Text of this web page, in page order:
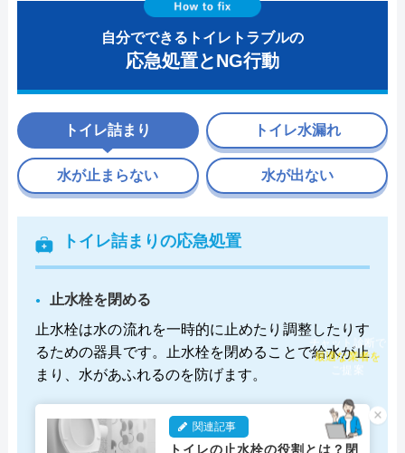
自分でできるトイレトラブルの
応急処置とNG行動
トイレ詰まり
トイレ詰まりの応急処置
止水栓を閉める
止水栓は水の流れを一時的に止めたり調整したりす
るための器具です。止水栓を閉めることで給水が止
まり、水があふれるのを防げます。
関連記事
トイレの止水栓の役割とは？閉
トイレ水漏れ
水が止まらない 水が出ない
×
チャット診断で
最適な業者を
ご提案